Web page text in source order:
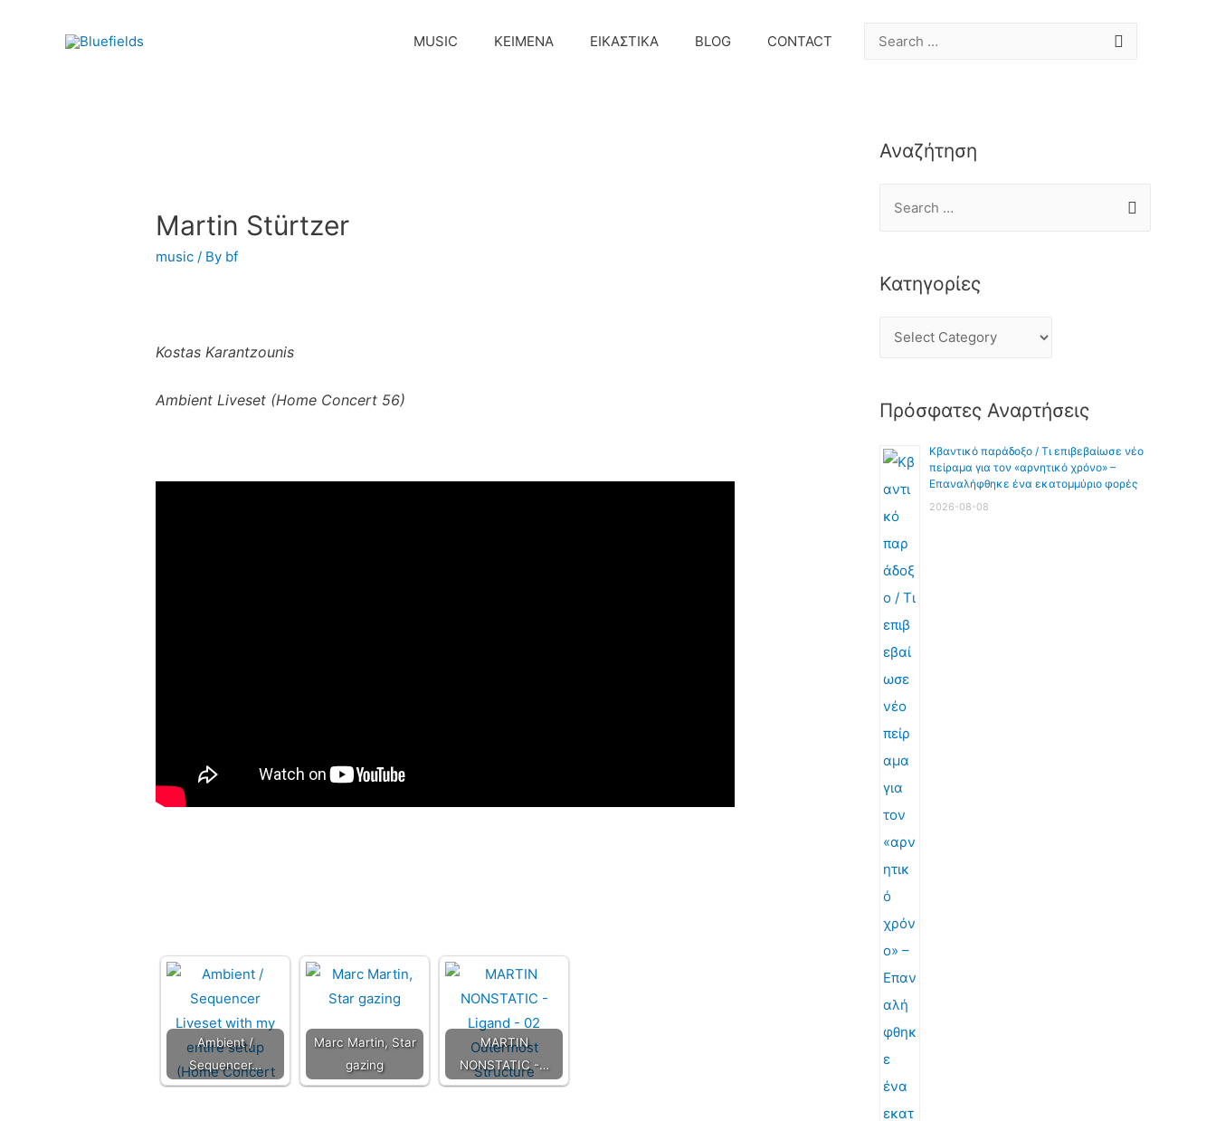
MUSIC ΚΕΙΜΕΝΑ ΕΙΚΑΣΤΙΚΑ BLOG CONTACT
Martin Stürtzer
music / By bf
Kostas Karantzounis
Ambient Liveset (Home Concert 56)
Ambient /
Sequencer…
Marc Martin, Star
gazing
MARTIN
NONSTATIC -…
Αναζήτηση
Κατηγορίες
Πρόσφατες Αναρτήσεις
Κβαντικό παράδοξο / Τι επιβεβαίωσε νέο
πείραμα για τον «αρνητικό χρόνο» –
Επαναλήφθηκε ένα εκατομμύριο φορές
2026-08-08